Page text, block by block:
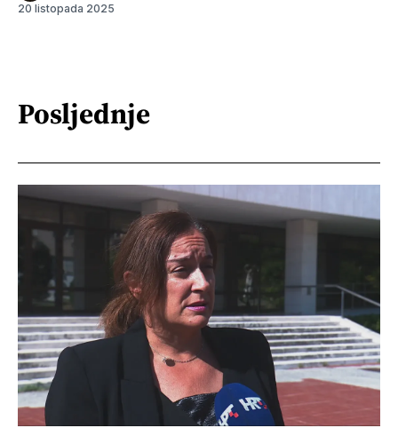
20 listopada 2025
Posljednje